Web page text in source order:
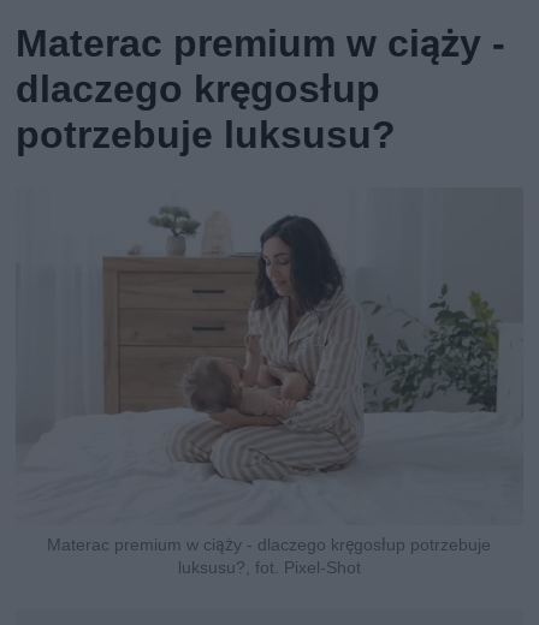
Materac premium w ciąży -
dlaczego kręgosłup
potrzebuje luksusu?
Materac premium w ciąży - dlaczego kręgosłup potrzebuje
luksusu?, fot. Pixel-Shot